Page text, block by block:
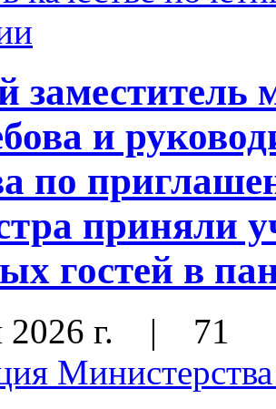
заместитель
и
по
приняли
гостей в
г. | 71